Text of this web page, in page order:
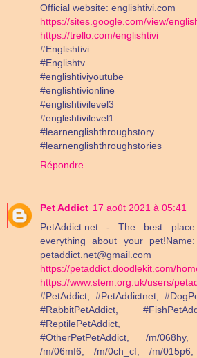
Official website: englishtivi.com
https://sites.google.com/view/
https://trello.com/englishtivi
#Englishtivi
#Englishtv
#englishtiviyoutube
#englishtivionline
#englishtivilevel3
#englishtivilevel1
#learnenglishthroughstory
#learnenglishthroughstories
Répondre
Pet Addict 17 août 2021 à 05:41
PetAddict.net - The best
everything about your
https://petaddict.doodlekit.com/
https://www.stem.org.uk/users/
#PetAddict, #PetAddictnet,
#RabbitPetAddict,
#ReptilePetAddict,
#OtherPetPetAddict, /m/
/m/06mf6, /m/0ch_cf, /m/